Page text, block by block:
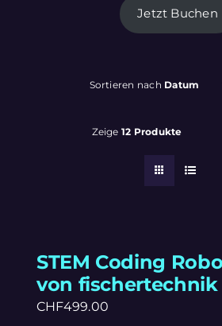
Jetzt Buchen
Sortieren nach Datum
Zeige 12 Produkte
STEM Coding
von fischertechnik
CHF499.00